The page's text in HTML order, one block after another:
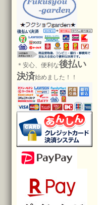
＊安心、便利な後払い
決済始めました！！